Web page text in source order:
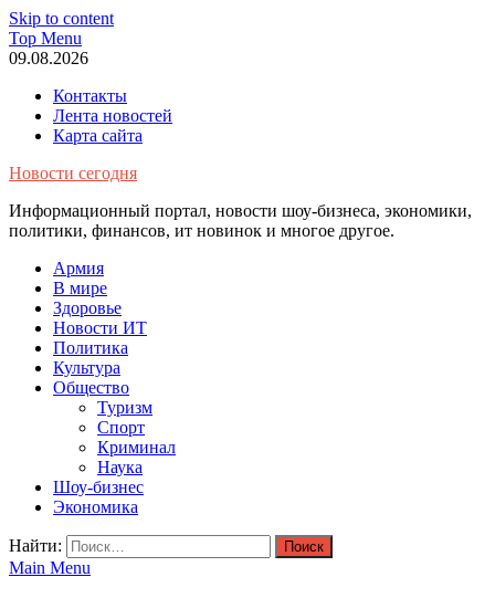
Skip to content
Top Menu
09.08.2026
Контакты
Лента новостей
Карта сайта
Новости сегодня
Информационный портал, новости шоу-бизнеса, экономики,
политики, финансов, ит новинок и многое другое.
Армия
В мире
Здоровье
Новости ИТ
Политика
Культура
Общество
Туризм
Спорт
Криминал
Наука
Шоу-бизнес
Экономика
Найти:
Main Menu